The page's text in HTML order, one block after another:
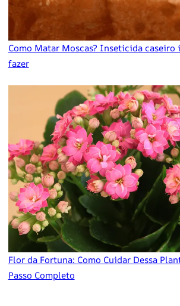
Como Matar Moscas? Inseticida
fazer
Flor da Fortuna: Como Cuidar Dessa
Passo Completo